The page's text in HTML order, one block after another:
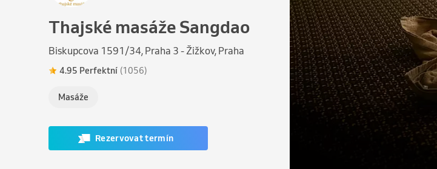
Thajské masáže Sangdao
Biskupcova 1591/34, Praha 3 - Žižkov, Praha
4.95 Perfektní (1056)
Masáže
Rezervovat termín